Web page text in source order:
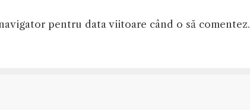
pentru data viitoare când o să comentez.